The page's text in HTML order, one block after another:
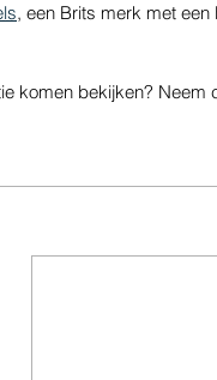
, een Brits merk met
komen bekijken?